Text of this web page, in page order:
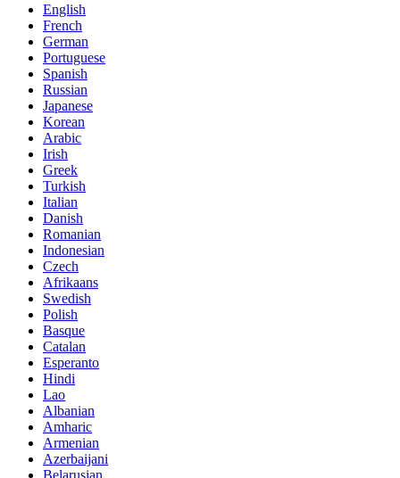
English
French
German
Portuguese
Spanish
Russian
Japanese
Korean
Arabic
Irish
Greek
Turkish
Italian
Danish
Romanian
Indonesian
Czech
Afrikaans
Swedish
Polish
Basque
Catalan
Esperanto
Hindi
Lao
Albanian
Amharic
Armenian
Azerbaijani
Belarusian